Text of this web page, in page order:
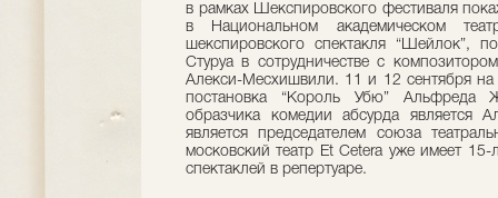
в рамках Шекспировского фестиваля
в Национальном академическом
шекспировского спектакля “Шейлок”,
Стуруа в сотрудничестве с
Алекси-Месхишвили. 11 и 12 сентября на
постановка “Король Убю” Альфреда
образчика комедии абсурда является
является председателем союза
московский театр Et Cetera уже имеет
спектаклей в репертуаре.